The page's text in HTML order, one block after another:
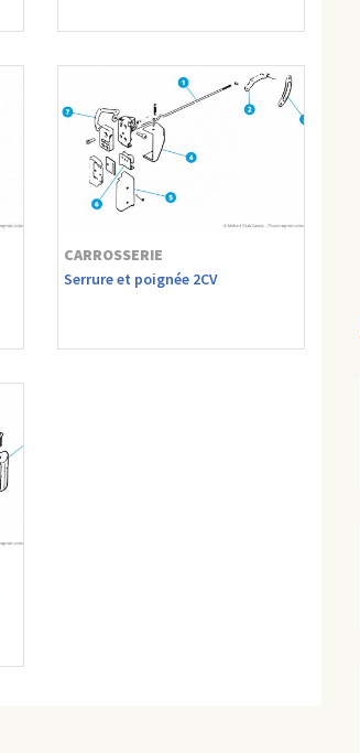
CARROSSERIE
Serrure et poignée 2CV